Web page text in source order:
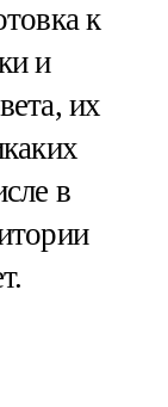
к
и
их
в